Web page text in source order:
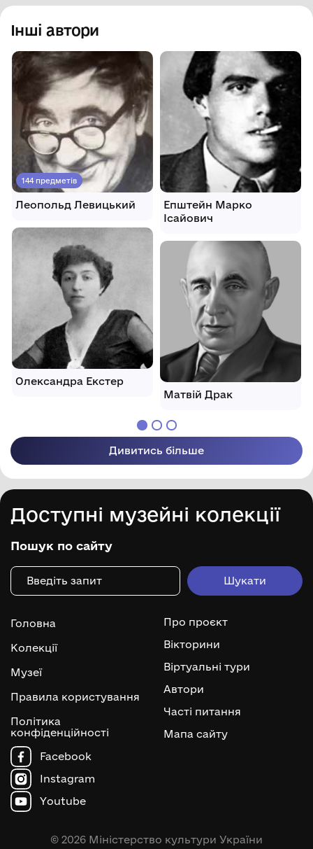
Інші автори
144 предметів
Леопольд Левицький
Олександра Екстер
Епштейн Марко
Ісайович
Матвій Драк
Дивитись більше
Доступні музейні колекції
Пошук по сайту
Головна
Колекції
Музеї
Правила користування
Політика
конфіденційності
Про проєкт
Вікторини
Віртуальні тури
Автори
Часті питання
Мапа сайту
Facebook
Instagram
Youtube
© 2026 Міністерство культури України